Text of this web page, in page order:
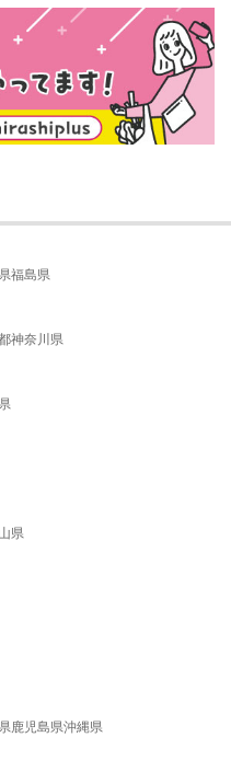
福島県
神奈川県
県
鹿児島県沖縄県